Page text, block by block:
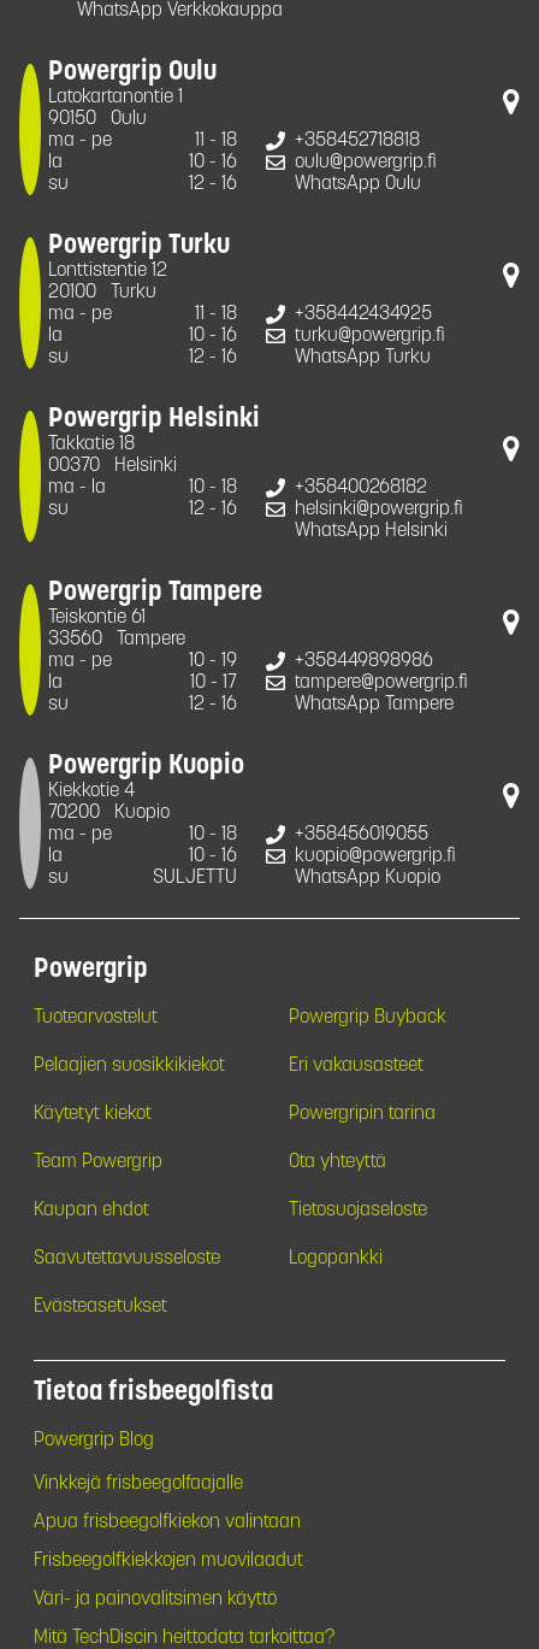
WhatsApp Verkkokauppa
Powergrip Oulu
Latokartanontie 1
90150
Oulu
ma - pe
11 - 18
la
10 - 16
su
12 - 16
+358452718818
oulu@powergrip.fi
WhatsApp Oulu
Powergrip Turku
Lonttistentie 12
20100
Turku
ma - pe
11 - 18
la
10 - 16
su
12 - 16
+358442434925
turku@powergrip.fi
WhatsApp Turku
Powergrip Helsinki
Takkatie 18
00370
Helsinki
ma - la
10 - 18
su
12 - 16
+358400268182
helsinki@powergrip.fi
WhatsApp Helsinki
Powergrip Tampere
Teiskontie 61
33560
Tampere
ma - pe
10 - 19
la
10 - 17
su
12 - 16
+358449898986
tampere@powergrip.fi
WhatsApp Tampere
Powergrip Kuopio
Kiekkotie 4
70200
Kuopio
ma - pe
10 - 18
la
10 - 16
su
SULJETTU
+358456019055
kuopio@powergrip.fi
WhatsApp Kuopio
Powergrip
Tuotearvostelut Powergrip Buyback
Pelaajien suosikkikiekot Eri vakausasteet
Käytetyt kiekot Powergripin tarina
Team Powergrip Ota yhteyttä
Kaupan ehdot Tietosuojaseloste
Saavutettavuusseloste Logopankki
Evästeasetukset
Tietoa frisbeegolfista
Powergrip Blog
Vinkkejä frisbeegolfaajalle
Apua frisbeegolfkiekon valintaan
Frisbeegolfkiekkojen muovilaadut
Väri- ja painovalitsimen käyttö
Mitä TechDiscin heittodata tarkoittaa?